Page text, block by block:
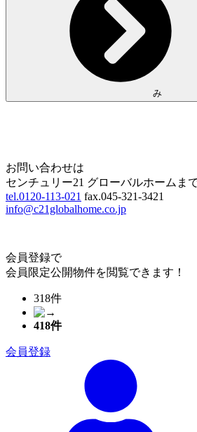
み
お問い合わせは
センチュリー21 グローバルホームま
tel.0120-113-021 fax.045-321-3421
info@c21globalhome.co.jp
会員登録で
会員限定公開物件を閲覧できます！
318件
418件
会員登録